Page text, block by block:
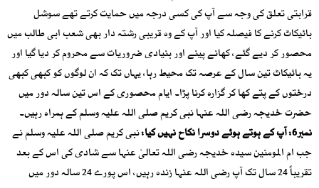
قرابتی تعلق کی وجہ سے آپ کی کسی درجہ میں حمایت کرتے تھے سوشل
بائیکاٹ کرنے کا فیصلہ کیا اور آپ کے وہ قریبی رشتہ دار بھی شعب ابی طالب میں
محصور کر دیے گئے، کھانے پینے اور بنیادی ضروریات سے محروم کر دیا گیا اور
یہ بائیکاٹ تین سال کے عرصہ تک محیط رہا، یہاں تک کہ ان لوگوں کو کبھی کبھی
درختوں کے پتے کھا کر گزارہ کرنا پڑا۔ ایام محصوری کے اس تین سالہ دور میں
حضرت خدیجہ رضی اللہ عنہا نبی کریم صلی اللہ علیہ وسلم کے ہمراہ رہیں۔
نمبر6: آپ کے ہوتے ہوئے دوسرا نکاح نہیں کیا:
نبی کریم صلی اللہ علیہ وسلم نے
جب ام المومنین سیدہ خدیجہ رضی اللہ تعالیٰ عنہا سے شادی کی اس کے بعد
تقریباً 24 سال تک آپ رضی اللہ عنہا زندہ رہیں، اس پورے 24 سالہ دور میں